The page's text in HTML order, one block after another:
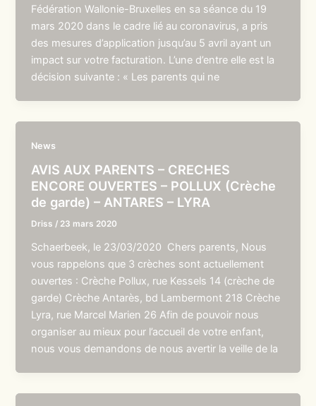
Fédération Wallonie-Bruxelles en sa séance du 19
mars 2020 dans le cadre lié au coronavirus, a pris
des mesures d’application jusqu’au 5 avril ayant un
impact sur votre facturation. L’une d’entre elle est la
décision suivante : « Les parents qui ne
News
AVIS AUX PARENTS – CRECHES
ENCORE OUVERTES – POLLUX (Crèche
de garde) – ANTARES – LYRA
Driss / 23 mars 2020
Schaerbeek, le 23/03/2020 Chers parents, Nous
vous rappelons que 3 crèches sont actuellement
ouvertes : Crèche Pollux, rue Kessels 14 (crèche de
garde) Crèche Antarès, bd Lambermont 218 Crèche
Lyra, rue Marcel Marien 26 Afin de pouvoir nous
organiser au mieux pour l’accueil de votre enfant,
nous vous demandons de nous avertir la veille de la